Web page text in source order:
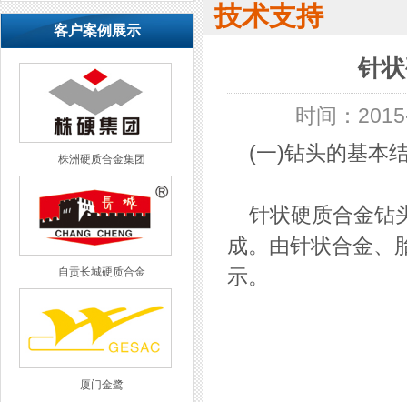
客户案例展示
株洲硬质合金集团
自贡长城硬质合金
厦门金鹭
技术支持
针
时间：
(一)钻头的基本
针状硬质合金钻
成。由针状合金、
示。